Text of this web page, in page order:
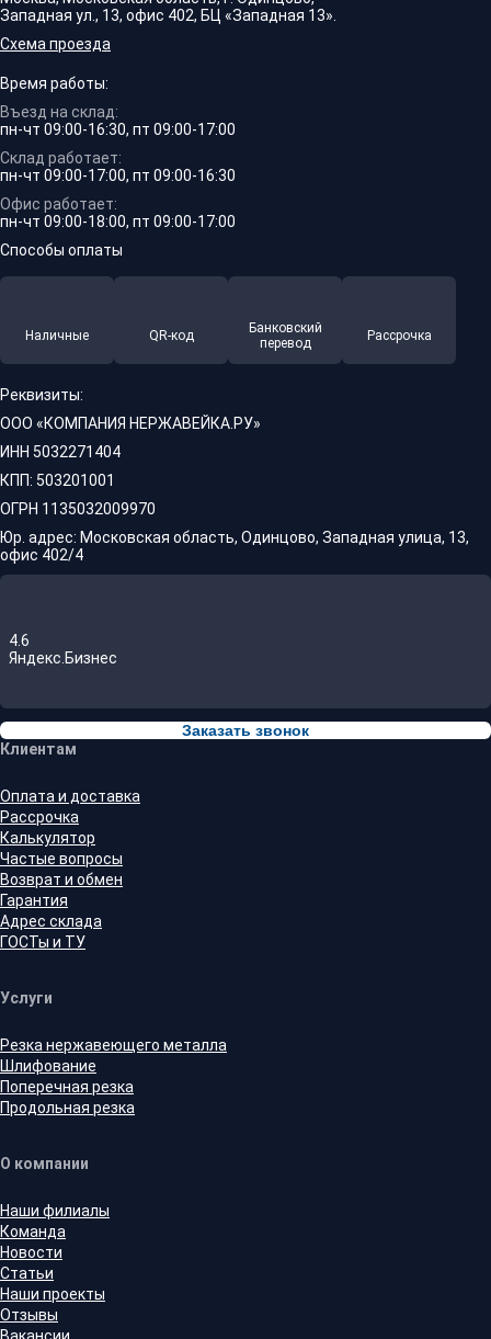
Западная ул., 13, офис 402, БЦ «Западная 13».
Схема проезда
Время работы:
Въезд на склад:
пн-чт 09:00-16:30, пт 09:00-17:00
Склад работает:
пн-чт 09:00-17:00, пт 09:00-16:30
Офис работает:
пн-чт 09:00-18:00, пт 09:00-17:00
Способы оплаты
Наличные QR-код
Банковский
перевод
Рассрочка
Реквизиты:
ООО «КОМПАНИЯ НЕРЖАВЕЙКА.РУ»
ИНН 5032271404
КПП: 503201001
ОГРН 1135032009970
Юр. адрес: Московская область, Одинцово, Западная улица, 13,
офис 402/4
4.6
Яндекс.Бизнес
Заказать звонок
Клиентам
Оплата и доставка
Рассрочка
Калькулятор
Частые вопросы
Возврат и обмен
Гарантия
Адрес склада
ГОСТы и ТУ
Услуги
Резка нержавеющего металла
Шлифование
Поперечная резка
Продольная резка
О компании
Наши филиалы
Команда
Новости
Статьи
Наши проекты
Отзывы